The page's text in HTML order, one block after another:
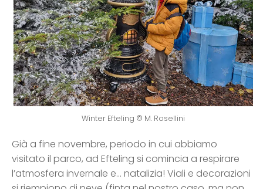
Winter Efteling © M. Rosellini
Già a fine novembre, periodo in cui abbiamo
visitato il parco, ad Efteling si comincia a respirare
l’atmosfera invernale e… natalizia! Viali e decorazioni